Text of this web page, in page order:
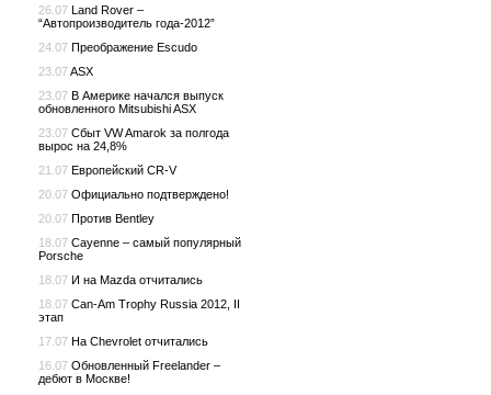
26.07 Land Rover –
“Автопроизводитель года-2012”
24.07 Преображение Escudo
23.07ASX
23.07 В Америке начался выпуск
обновленного Mitsubishi ASX
23.07 Сбыт VW Amarok за полгода
вырос на 24,8%
21.07 Европейский CR-V
20.07 Официально подтверждено!
20.07 Против Bentley
18.07 Cayenne – самый популярный
Porsche
18.07 И на Mazda отчитались
18.07 Can-Am Trophy Russia 2012, II
этап
17.07 На Chevrolet отчитались
16.07 Обновленный Freelander –
дебют в Москве!